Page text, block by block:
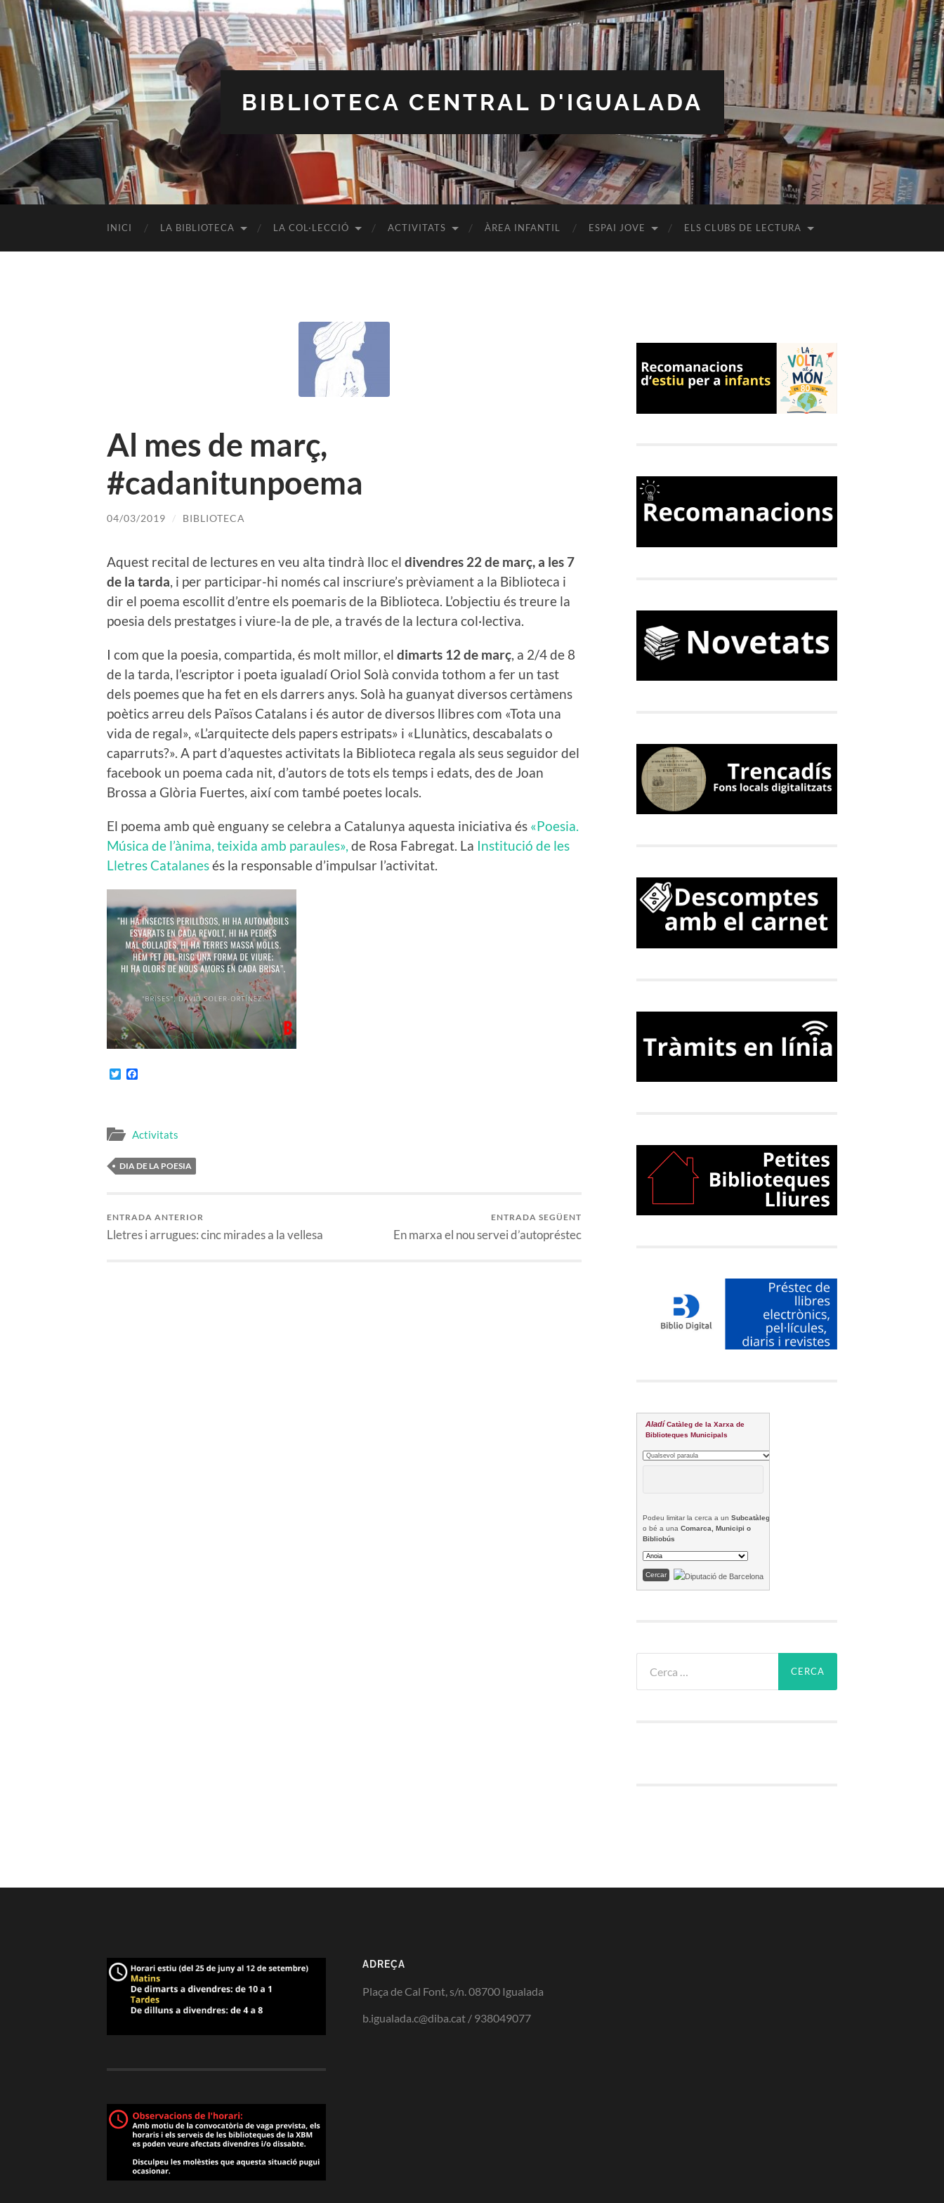
BIBLIOTECA CENTRAL D'IGUALADA
INICI LA BIBLIOTECA LA COL·LECCIÓ ACTIVITATS ÀREA INFANTIL ESPAI JOVE ELS CLUBS DE LECTURA
Al mes de març,
#cadanitunpoema
04/03/2019 / BIBLIOTECA
Aquest recital de lectures en veu alta tindrà lloc el divendres 22 de març, a les 7
de la tarda, i per participar-hi només cal inscriure’s prèviament a la Biblioteca i
dir el poema escollit d’entre els poemaris de la Biblioteca. L’objectiu és treure la
poesia dels prestatges i viure-la de ple, a través de la lectura col·lectiva.
I com que la poesia, compartida, és molt millor, el dimarts 12 de març, a 2/4 de 8
de la tarda, l’escriptor i poeta igualadí Oriol Solà convida tothom a fer un tast
dels poemes que ha fet en els darrers anys. Solà ha guanyat diversos certàmens
poètics arreu dels Països Catalans i és autor de diversos llibres com «Tota una
vida de regal», «L’arquitecte dels papers estripats» i «Llunàtics, descabalats o
caparruts?». A part d’aquestes activitats la Biblioteca regala als seus seguidor del
facebook un poema cada nit, d’autors de tots els temps i edats, des de Joan
Brossa a Glòria Fuertes, així com també poetes locals.
El poema amb què enguany se celebra a Catalunya aquesta iniciativa és «Poesia.
Música de l’ànima, teixida amb paraules», de Rosa Fabregat. La Institució de les
Lletres Catalanesés la responsable d’impulsar l’activitat.
Twitter
Activitats
DIA DE LA POESIA
ENTRADA ANTERIOR
Lletres i arrugues: cinc mirades a la vellesa
ENTRADA SEGÜENT
En marxa el nou servei d’autopréstec
Aladí Catàleg de la Xarxa de
Biblioteques Municipals
Podeu limitar la cerca a un Subcatàleg
o bé a una Comarca, Municipi o
Bibliobús
ADREÇA
Plaça de Cal Font, s/n. 08700 Igualada
b.igualada.c@diba.cat / 938049077